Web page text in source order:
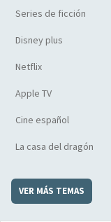
Series de ficción
Disney plus
Netflix
Apple TV
Cine español
La casa del dragón
VER MÁS TEMAS